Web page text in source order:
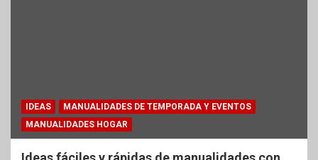
IDEAS
MANUALIDADES DE TEMPORADA Y EVENTOS
MANUALIDADES HOGAR